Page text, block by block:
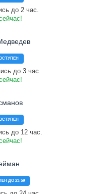
до 2 час.
до 3 час.
до 12 час.
ДО 23:59